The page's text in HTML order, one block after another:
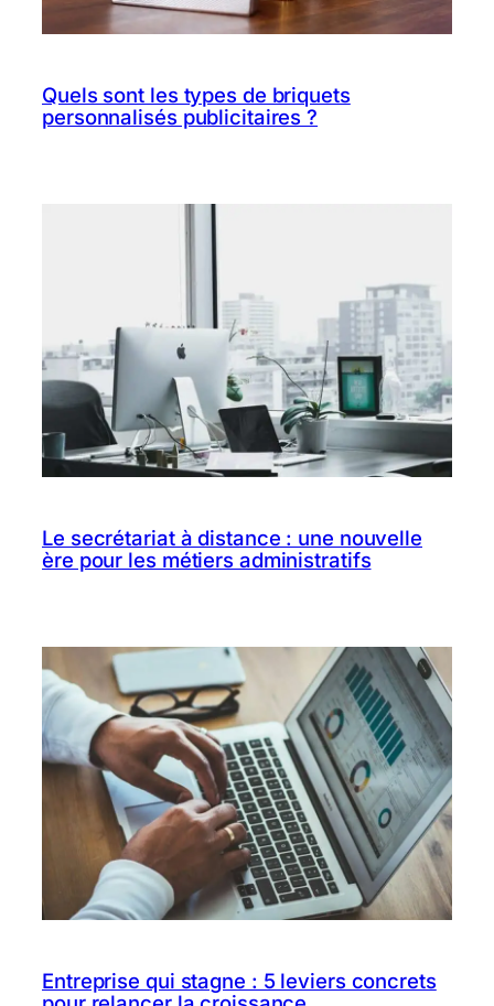
Quels sont les types de briquets
personnalisés publicitaires ?
Le secrétariat à distance : une nouvelle
ère pour les métiers administratifs
Entreprise qui stagne : 5 leviers concrets